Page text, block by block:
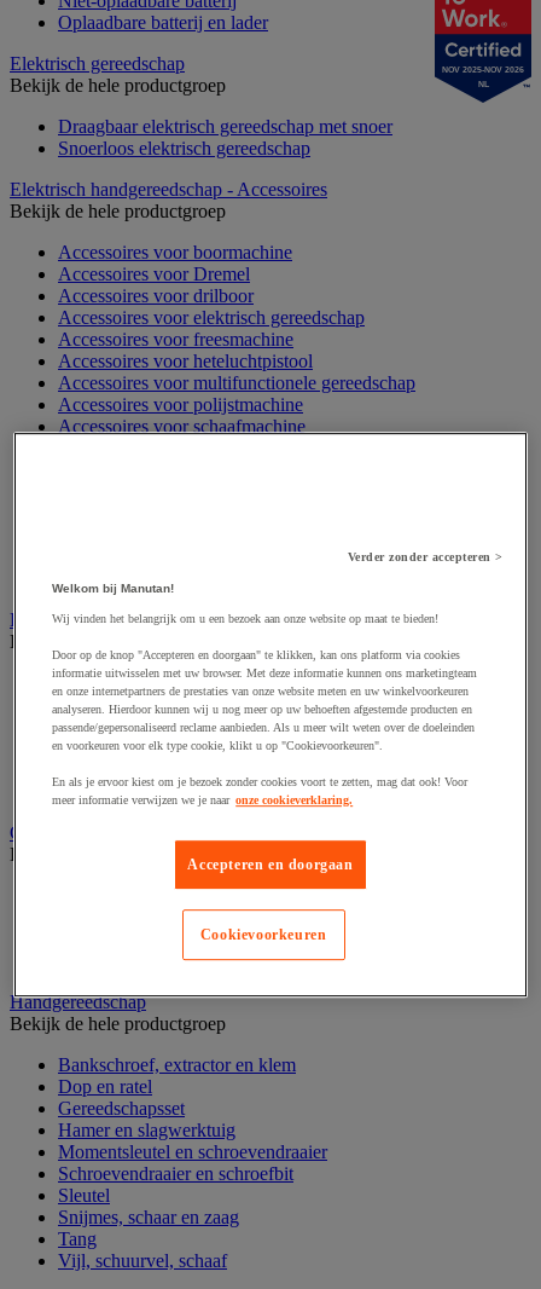
Oplaadbare batterij en lader
Elektrisch gereedschap
Bekijk de hele productgroep
Draagbaar elektrisch gereedschap met snoer
Snoerloos elektrisch gereedschap
Elektrisch handgereedschap - Accessoires
Bekijk de hele productgroep
Accessoires voor boormachine
Accessoires voor Dremel
Accessoires voor drilboor
Accessoires voor elektrisch gereedschap
Accessoires voor freesmachine
Accessoires voor heteluchtpistool
Accessoires voor multifunctionele gereedschap
Accessoires voor polijstmachine
Accessoires voor schaafmachine
Elektrische toebehoren en verlichting
Bekijk de hele productgroep
Accessoires voor elektrisch schakelpaneel
Batterij, oplader en kabel
Elektrische kabel
Elektrische uitrusting
Wandcontactdoos en schakelaar
Gereedschap opbergen
Bekijk de hele productgroep
Assortimentsdoos en gereedschapkoffer
Gereedschapskist en opbergtas
Gereedschapskoffer en versterkte kist
Verrijdbare werktafel
Handgereedschap
Bekijk de hele productgroep
Bankschroef, extractor en klem
Dop en ratel
Gereedschapsset
Hamer en slagwerktuig
Momentsleutel en schroevendraaier
Schroevendraaier en schroefbit
Sleutel
Snijmes, schaar en zaag
Tang
Vijl, schuurvel, schaaf
NOV 2025-NOV 2026
NL
Verder zonder accepteren >
Welkom bij Manutan!
Wij vinden het belangrijk om u een bezoek aan onze website op maat te bieden!
Door op de knop "Accepteren en doorgaan" te klikken, kan ons platform via cookies
informatie uitwisselen met uw browser. Met deze informatie kunnen ons marketingteam
en onze internetpartners de prestaties van onze website meten en uw winkelvoorkeuren
analyseren. Hierdoor kunnen wij u nog meer op uw behoeften afgestemde producten en
passende/gepersonaliseerd reclame aanbieden. Als u meer wilt weten over de doeleinden
en voorkeuren voor elk type cookie, klikt u op "Cookievoorkeuren".
En als je ervoor kiest om je bezoek zonder cookies voort te zetten, mag dat ook! Voor
meer informatie verwijzen we je naar onze cookieverklaring.
Accepteren en doorgaan
Cookievoorkeuren